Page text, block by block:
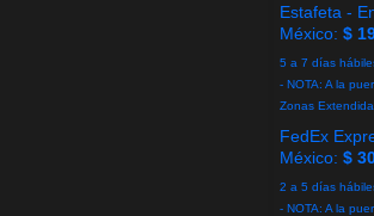
Estafeta -
México: $
5 a 7 días
- NOTA: A la
Zonas
FedEx
México: $
2 a 5 días
- NOTA: A la